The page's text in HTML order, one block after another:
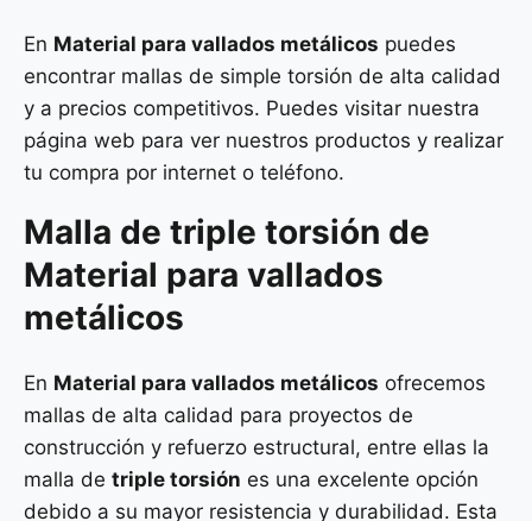
En Material para vallados metálicos puedes
encontrar mallas de simple torsión de alta calidad
y a precios competitivos. Puedes visitar nuestra
página web para ver nuestros productos y realizar
tu compra por internet o teléfono.
Malla de triple torsión de
Material para vallados
metálicos
En Material para vallados metálicos ofrecemos
mallas de alta calidad para proyectos de
construcción y refuerzo estructural, entre ellas la
malla de triple torsión es una excelente opción
debido a su mayor resistencia y durabilidad. Esta